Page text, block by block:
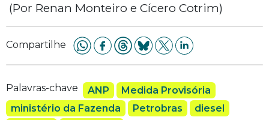
(Por Renan Monteiro e Cícero Cotrim)
Compartilhe
Palavras-chave ANP
Medida Provisória
ministério da Fazenda
Petrobras
diesel